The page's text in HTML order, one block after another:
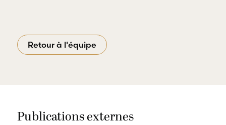
Retour à l'équipe
Publications externes